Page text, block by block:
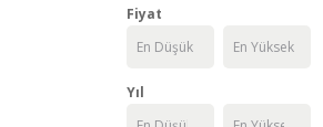
Fiyat
Yıl